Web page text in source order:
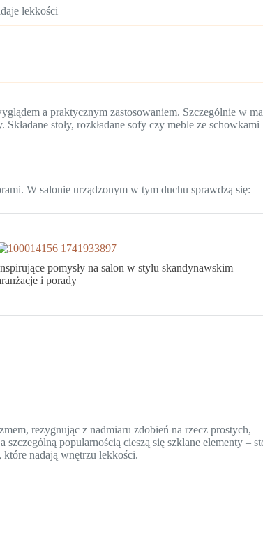
lekkości
a praktycznym zastosowaniem. Szczególnie w
stoły, rozkładane sofy czy meble ze schowkami
W salonie urządzonym w tym duchu sprawdzą się:
pomysły na salon w stylu skandynawskim –
i porady
rezygnując z nadmiaru zdobień na rzecz prostych,
popularnością cieszą się szklane elementy –
nadają wnętrzu lekkości.